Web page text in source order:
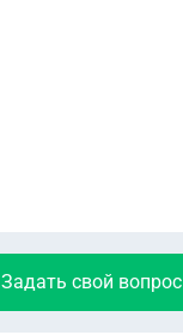
Задать свой вопрос